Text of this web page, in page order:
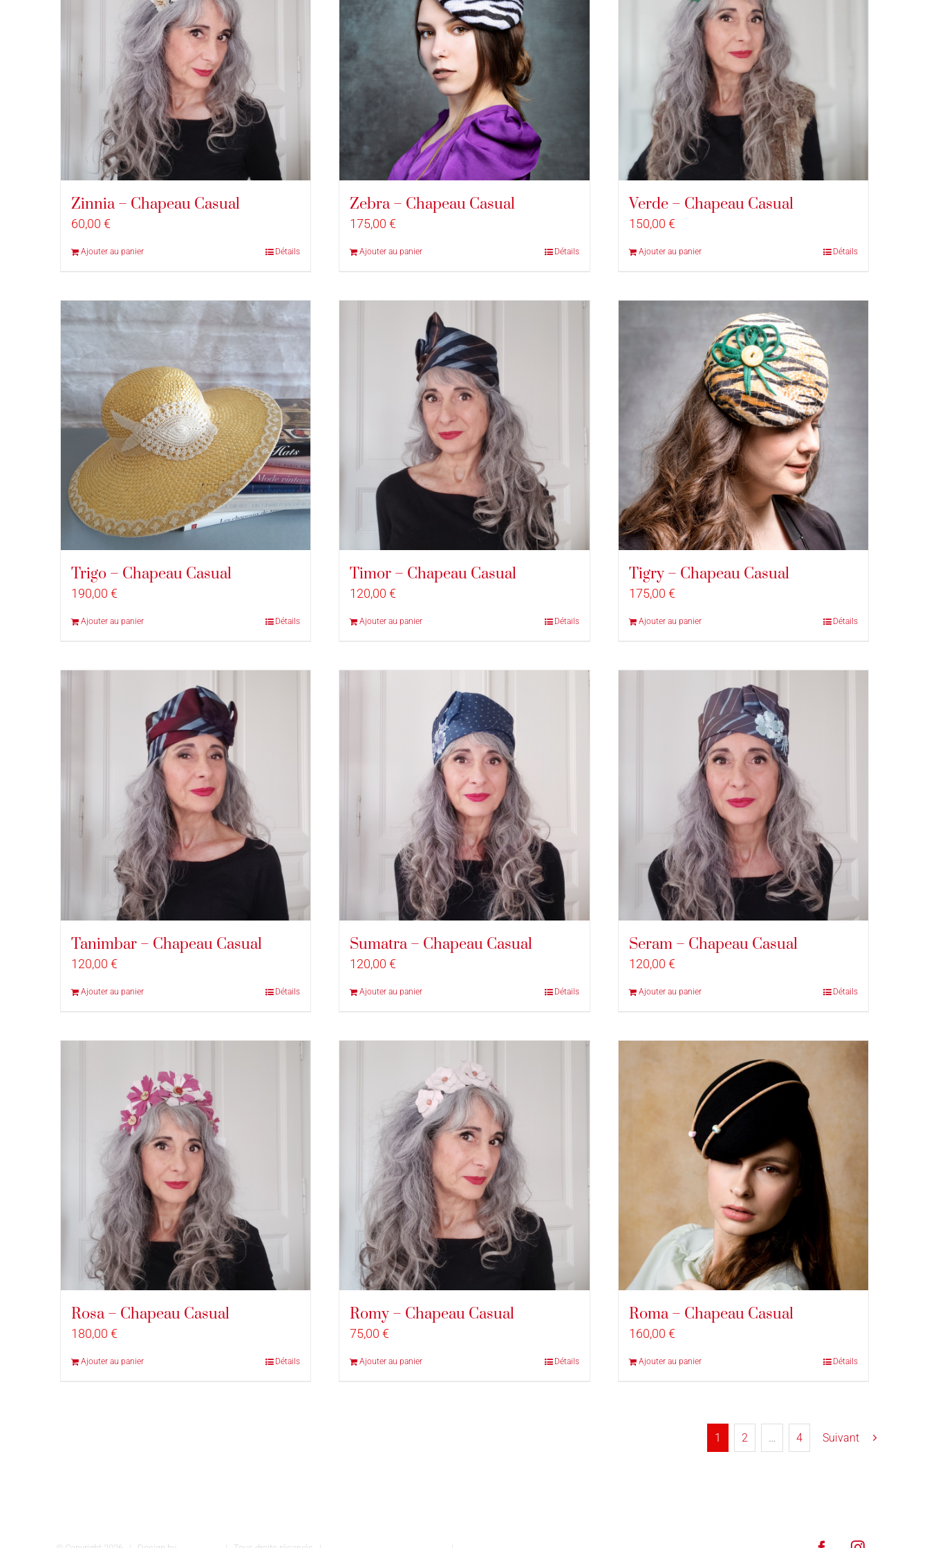
Zinnia – Chapeau Casual
60,00 €
Ajouter au panier Détails
Zebra – Chapeau Casual
175,00€
Ajouter au panier Détails
Verde – Chapeau Casual
150,00 €
Ajouter au panier Détails
Trigo – Chapeau Casual
190,00 €
Ajouter au panier Détails
Timor – Chapeau Casual
120,00€
Ajouter au panier Détails
Tigry – Chapeau Casual
175,00 €
Ajouter au panier Détails
Tanimbar – Chapeau Casual
120,00 €
Ajouter au panier Détails
Sumatra – Chapeau Casual
120,00€
Ajouter au panier Détails
Seram – Chapeau Casual
120,00 €
Ajouter au panier Détails
Rosa – Chapeau Casual
180,00 €
Ajouter au panier Détails
Romy – Chapeau Casual
75,00€
Ajouter au panier Détails
Roma – Chapeau Casual
160,00 €
Ajouter au panier Détails
1 2 … 4 Suivant